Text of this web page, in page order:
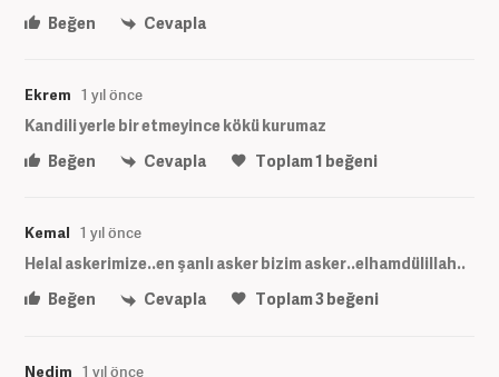
Beğen
Cevapla
Ekrem 1 yıl önce
Kandili yerle bir etmeyince kökü kurumaz
Beğen
Cevapla Toplam1 beğeni
Kemal 1 yıl önce
Helal askerimize..en şanlı asker bizim asker..elhamdülillah..
Beğen
Cevapla Toplam3beğeni
Nedim 1 yıl önce